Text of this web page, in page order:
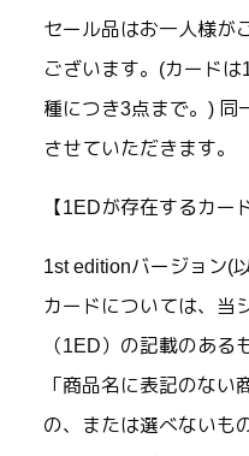
セール品はお一人様が
ございます。(カード
種につき3点まで。) 同
させていただきます。
【1EDが存在するカー
1st editionバージョン(
カードについては、当
（1ED）の記載のある
「商品名に表記のない
の、または選べないも